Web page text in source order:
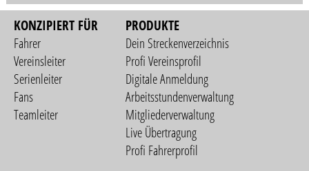
KONZIPIERT FÜR
Fahrer
Vereinsleiter
Serienleiter
Fans
Teamleiter
PRODUKTE
Dein Streckenverzeichnis
Profi Vereinsprofil
Digitale Anmeldung
Arbeitsstundenverwaltung
Mitgliederverwaltung
Live Übertragung
Profi Fahrerprofil